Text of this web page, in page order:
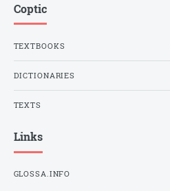
Coptic
TEXTBOOKS
DICTIONARIES
TEXTS
Links
GLOSSA.INFO